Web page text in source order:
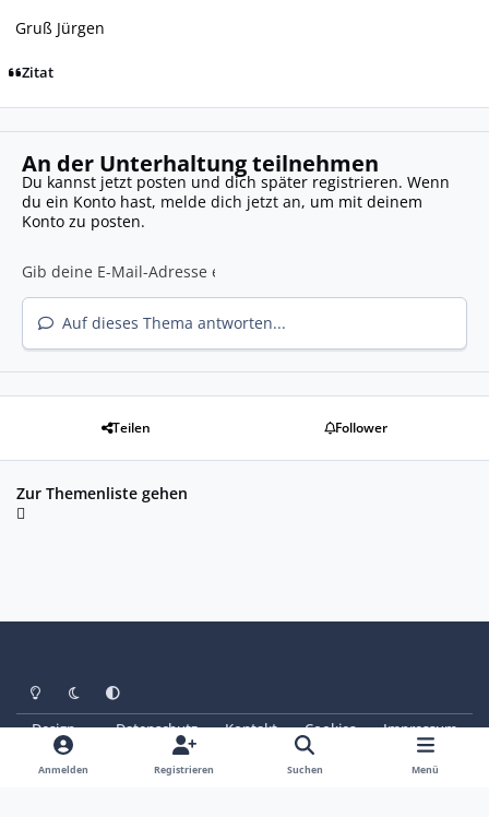
Gruß Jürgen
Zitat
An der Unterhaltung teilnehmen
Du kannst jetzt posten und dich später registrieren. Wenn
du ein Konto hast, melde dich jetzt an, um mit deinem
Konto zu posten.
Auf dieses Thema antworten...
Teilen Follower
Zur Themenliste gehen
Heller ModusDunkler Modus
Systemeinstellung
Design Datenschutz Kontakt Cookies
Impressum
© Copyright 2025 - SAABoteure e. V.
Powered by Invision Community
Anmelden Registrieren Suchen Menü